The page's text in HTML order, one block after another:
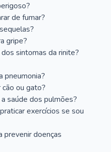
de fumar?
gripe?
sintomas da rinite?
pneumonia?
ou gato?
saúde dos pulmões?
exercícios se sou
prevenir doenças